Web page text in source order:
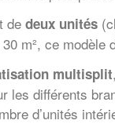
de deux unités
m², ce
multisplit
les différents
d’unités